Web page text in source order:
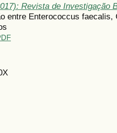
Revista de Investigação
entre Enterococcus